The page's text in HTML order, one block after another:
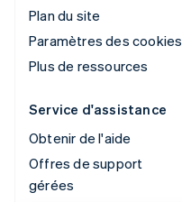
Plan du site
Paramètres des cookies
Plus de ressources
Service d'assistance
Obtenir de l'aide
Offres de support
gérées